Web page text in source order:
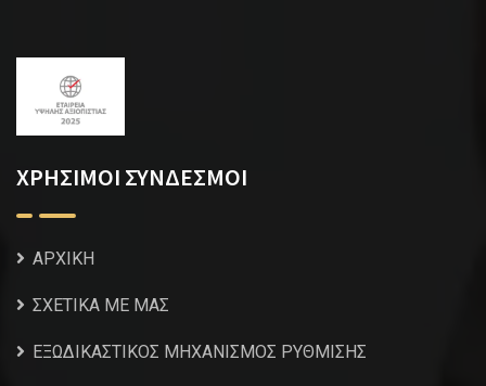
ΧΡΗΣΙΜΟΙ ΣΥΝΔΕΣΜΟΙ
ΑΡΧΙΚΗ
ΣΧΕΤΙΚΑ ΜΕ ΜΑΣ
ΕΞΩΔΙΚΑΣΤΙΚΟΣ ΜΗΧΑΝΙΣΜΟΣ ΡΥΘΜΙΣΗΣ